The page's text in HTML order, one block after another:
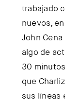
trabajado
nuevos,
John
algo de
30
que
sus líneas